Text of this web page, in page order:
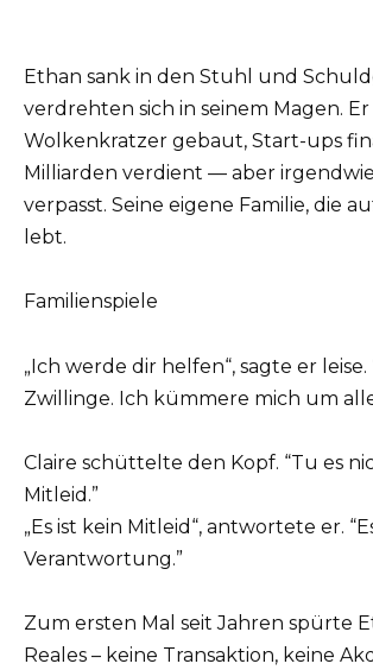
Ethan sank in den Stuhl und
verdrehten sich in seinem Magen.
Wolkenkratzer gebaut, Start-ups
Milliarden verdient — aber
verpasst. Seine eigene Familie, die
lebt.
Familienspiele
„Ich werde dir helfen“, sagte er
Zwillinge. Ich kümmere mich um
Claire schüttelte den Kopf. “Tu es
Mitleid.”
„Es ist kein Mitleid“, antwortete er.
Verantwortung.”
Zum ersten Mal seit Jahren spürte
Reales – keine Transaktion, keine